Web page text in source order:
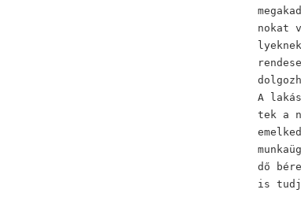
nokat
A
tek a
dő
is